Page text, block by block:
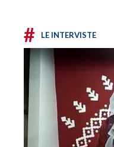
# LE INTERVISTE